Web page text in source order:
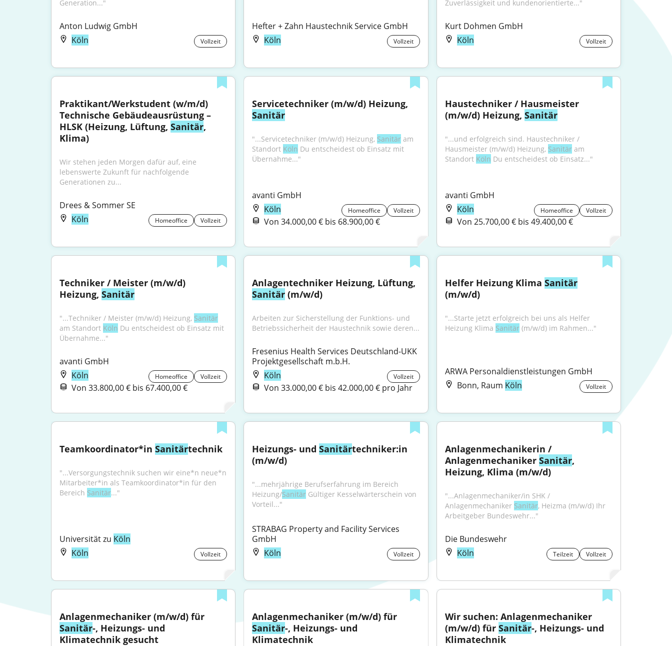
Generation..."
Anton Ludwig GmbH
Köln
Vollzeit
Hefter + Zahn Haustechnik Service GmbH
Köln
Vollzeit
Zuverlässigkeit und kundenorientierte..."
Kurt Dohmen GmbH
Köln
Vollzeit
Praktikant/Werkstudent (w/m/d)
Technische Gebäudeausrüstung –
HLSK (Heizung, Lüftung, Sanitär,
Klima)
Wir stehen jeden Morgen dafür auf, eine
lebenswerte Zukunft für nachfolgende
Generationen zu...
Drees & Sommer SE
Köln
Homeoffice Vollzeit
Sanitär
"...Servicetechniker (m/w/d) Heizung, Sanitär am
Standort Köln Du entscheidest ob Einsatz mit
Übernahme..."
avanti GmbH
Köln
Homeoffice Vollzeit
Von 34.000,00 € bis 68.900,00 €
Haustechniker / Hausmeister
(m/w/d) Heizung, Sanitär
"...und erfolgreich sind. Haustechniker /
Hausmeister (m/w/d) Heizung, Sanitär am
Standort Köln Du entscheidest ob Einsatz..."
avanti GmbH
Köln
Homeoffice Vollzeit
Von 25.700,00 € bis 49.400,00 €
Techniker / Meister (m/w/d)
Heizung, Sanitär
"...Techniker / Meister (m/w/d) Heizung, Sanitär
am Standort Köln Du entscheidest ob Einsatz mit
Übernahme..."
avanti GmbH
Köln
Homeoffice Vollzeit
Von 33.800,00 € bis 67.400,00 €
Sanitär (m/w/d)
Arbeiten zur Sicherstellung der Funktions- und
Betriebssicherheit der Haustechnik sowie deren...
Fresenius Health Services Deutschland-UKK
Projektgesellschaft m.b.H.
Köln
Vollzeit
Von 33.000,00 € bis 42.000,00 € pro Jahr
Helfer Heizung Klima Sanitär
(m/w/d)
"...Starte jetzt erfolgreich bei uns als Helfer
Heizung Klima Sanitär (m/w/d) im Rahmen..."
ARWA Personaldienstleistungen GmbH
Bonn, Raum Köln Vollzeit
Teamkoordinator*in Sanitärtechnik
"...Versorgungstechnik suchen wir eine*n neue*n
Mitarbeiter*in als Teamkoordinator*in für den
Bereich Sanitär..."
Universität zu Köln
Köln
Vollzeit
Heizungs- und Sanitärtechniker:in
(m/w/d)
"...mehrjährige Berufserfahrung im Bereich
Heizung/Sanitär Gültiger Kesselwärterschein von
Vorteil..."
STRABAG Property and Facility Services
GmbH
Köln
Vollzeit
Anlagenmechanikerin /
Anlagenmechaniker Sanitär,
Heizung, Klima (m/w/d)
"...Anlagenmechaniker/in SHK /
Anlagenmechaniker Sanitär, Heizma (m/w/d) Ihr
Arbeitgeber Bundeswehr..."
Die Bundeswehr
Köln
Teilzeit Vollzeit
Sanitär-, Heizungs- und
Klimatechnik gesucht
Sanitär-, Heizungs- und
Klimatechnik
Wir suchen: Anlagenmechaniker
(m/w/d) für Sanitär-, Heizungs- und
Klimatechnik